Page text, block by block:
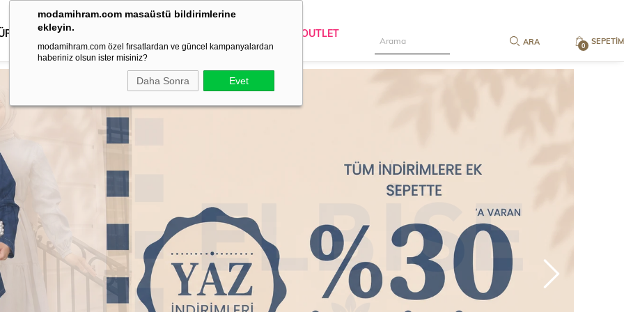
modamihram.com masaüstü bildirimlerine
ekleyin.
modamihram.com özel fırsatlardan ve güncel kampanyalardan
haberiniz olsun ister misiniz?
Daha Sonra Evet
SEPETIM
0
DIŞ GİYİM OUTLET